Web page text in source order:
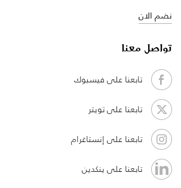
نضم الان
تواصل معنا
تابعنا على فيسبوك
تابعنا على تويتر
تابعنا على إنستاغرام
تابعنا على ينكدين